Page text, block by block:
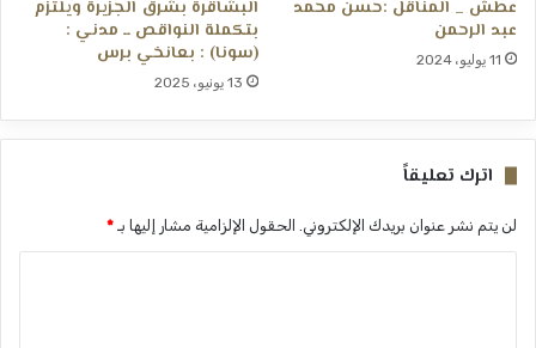
عطش _ المناقل :حسن محمد
عبد الرحمن
11 يوليو، 2024
البشاقرة بشرق الجزيرة ويلتزم
بتكملة النواقص ــ مدني :
(سونا) : بعانخي برس
13 يونيو، 2025
اترك تعليقاً
لن يتم نشر عنوان بريدك الإلكتروني. الحقول الإلزامية مشار إليها بـ *